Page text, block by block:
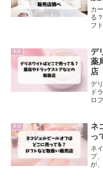
カ
る
フ
美容
デ
薬
店
デ
ド
ロ
美容
ネ
っ
ネ
プ
が